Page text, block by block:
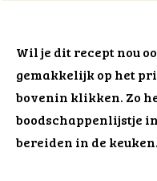
Wil je dit recept nou
gemakkelijk op het
bovenin klikken. Zo
boodschappenlijstje
bereiden in de